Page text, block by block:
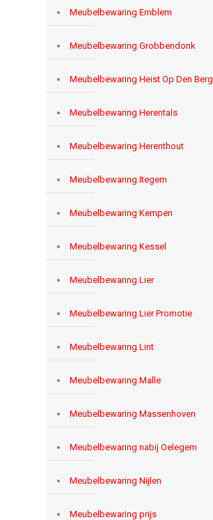
Meubelbewaring Emblem
Meubelbewaring Grobbendonk
Meubelbewaring Heist Op Den Berg
Meubelbewaring Herentals
Meubelbewaring Herenthout
Meubelbewaring Itegem
Meubelbewaring Kempen
Meubelbewaring Kessel
Meubelbewaring Lier
Meubelbewaring Lier Promotie
Meubelbewaring Lint
Meubelbewaring Malle
Meubelbewaring Massenhoven
Meubelbewaring nabij Oelegem
Meubelbewaring Nijlen
Meubelbewaring prijs